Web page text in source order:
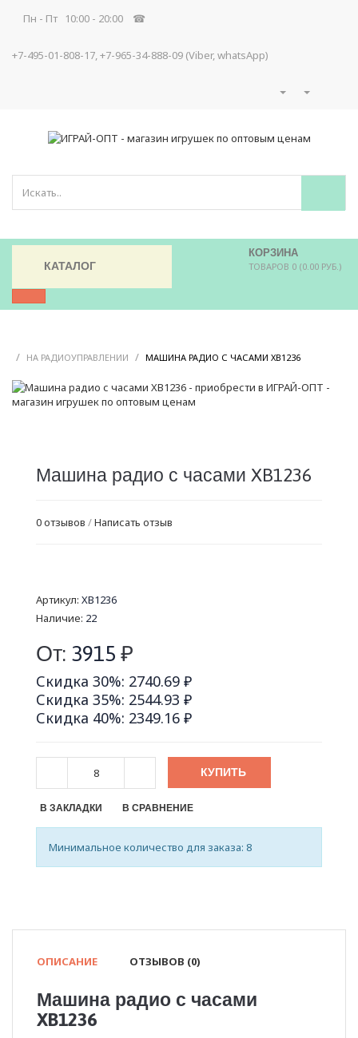
Пн - Пт 10:00 - 20:00 ☎
+7-495-01-808-17, +7-965-34-888-09 (Viber, whatsApp)
КОРЗИНА
ТОВАРОВ 0 (0.00 РУБ.)
КАТАЛОГ
/ НА РАДИОУПРАВЛЕНИИ / МАШИНА РАДИО С ЧАСАМИ XB1236
Машина радио с часами XB1236
0 отзывов /Написать отзыв
Артикул: XB1236
Наличие: 22
От: 3915 ₽
Скидка 30%: 2740.69 ₽
Скидка 35%: 2544.93 ₽
Скидка 40%: 2349.16 ₽
КУПИТЬ
В ЗАКЛАДКИ В СРАВНЕНИЕ
Минимальное количество для заказа: 8
ОПИСАНИЕ ОТЗЫВОВ (0)
Машина радио с часами
XB1236